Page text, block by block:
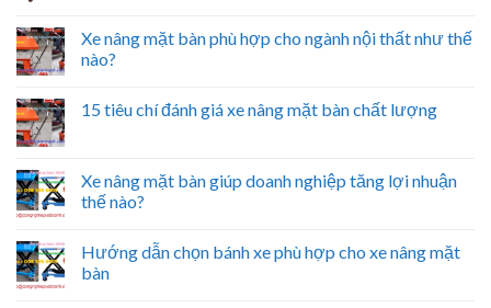
Xe nâng mặt bàn phù hợp cho ngành nội thất như thế
nào?
15 tiêu chí đánh giá xe nâng mặt bàn chất lượng
Xe nâng mặt bàn giúp doanh nghiệp tăng lợi nhuận
thế nào?
Hướng dẫn chọn bánh xe phù hợp cho xe nâng mặt
bàn